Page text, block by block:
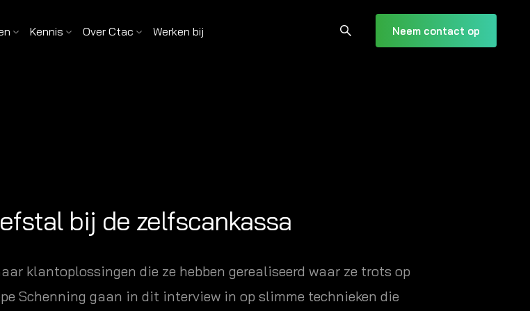
Kennis Over Ctac Werken bij Neem contact op
bij de zelfscankassa
klantoplossingen die ze hebben gerealiseerd waar ze trots op
Schenning gaan in dit interview in op slimme technieken die